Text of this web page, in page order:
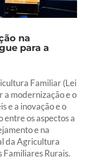
na
para a
Familiar (Lei
a modernização e o
e a inovação e o
os aspectos a
e na
da Agricultura
Rurais.